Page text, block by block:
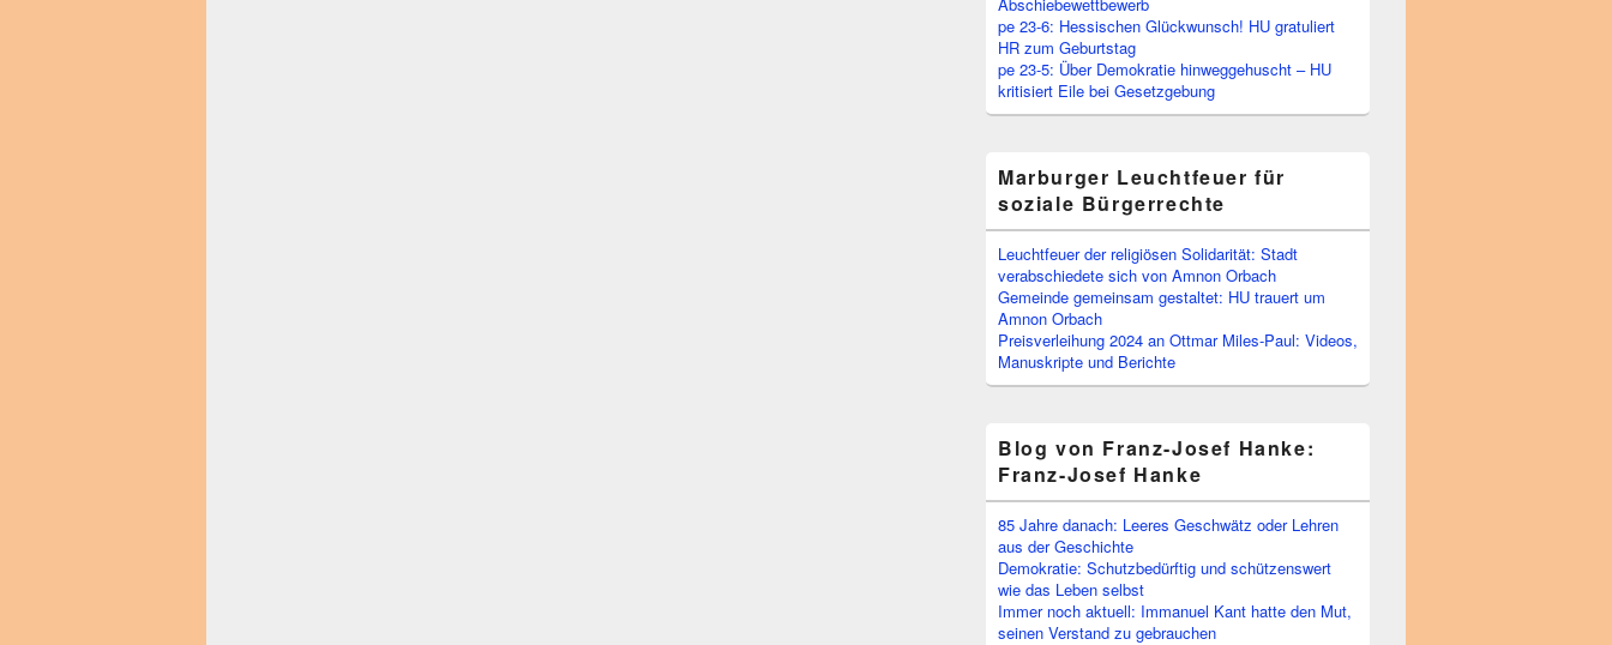
pe 23-6: Hessischen Glückwunsch! HU gratuliert
HR zum Geburtstag
pe 23-5: Über Demokratie hinweggehuscht – HU
kritisiert Eile bei Gesetzgebung
Marburger Leuchtfeuer für
soziale Bürgerrechte
Leuchtfeuer der religiösen Solidarität: Stadt
verabschiedete sich von Amnon Orbach
Gemeinde gemeinsam gestaltet: HU trauert um
Amnon Orbach
Preisverleihung 2024 an Ottmar Miles-Paul: Videos,
Manuskripte und Berichte
Blog von Franz-Josef Hanke:
Franz-Josef Hanke
85 Jahre danach: Leeres Geschwätz oder Lehren
aus der Geschichte
Demokratie: Schutzbedürftig und schützenswert
wie das Leben selbst
Immer noch aktuell: Immanuel Kant hatte den Mut,
seinen Verstand zu gebrauchen